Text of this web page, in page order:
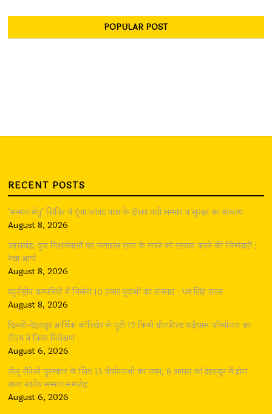
POPULAR POST
RECENT POSTS
‘सम्मान सेतु’ शिविर में गूंजा कांवड़ यात्रा के दौरान नारी सम्मान व सुरक्षा का संकल्प
August 8, 2026
उत्तराखंड: युवा निशानेबाजों पर जसपाल राणा के सपने को साकार करने की जिम्मेदारी :
रेखा आर्या
August 8, 2026
बहुर्राष्ट्रीय कम्पनियों में मिलेगा 10 हजार युवाओं को रोजगार : धन सिंह रावत
August 8, 2026
दिल्ली-देहरादून आर्थिक कॉरिडोर से जुड़ी 12 किमी ग्रीनफील्ड बाईपास परियोजना का
डीएम ने किया निरीक्षण
August 6, 2026
तीलू रौतेली पुरस्कार के लिए 13 वीरांगनाओं का चयन, 8 अगस्त को देहरादून में होगा
राज्य स्तरीय सम्मान समारोह
August 6, 2026